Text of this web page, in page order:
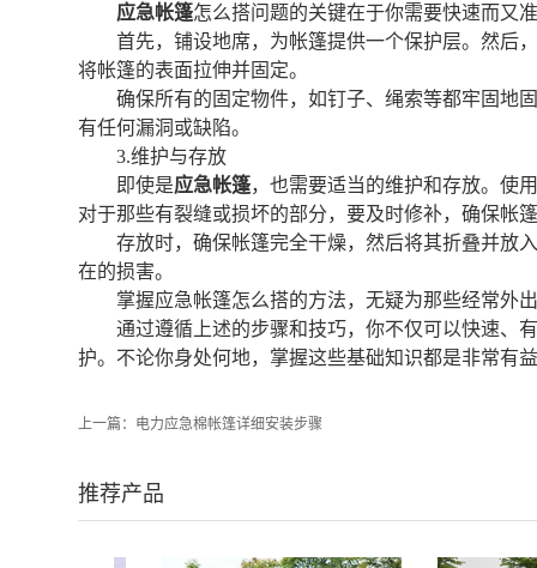
应急帐篷怎么搭问题的关键在于你需要快速而又
首先，铺设地席，为帐篷提供一个保护层。然后
将帐篷的表面拉伸并固定。
确保所有的固定物件，如钉子、绳索等都牢固地
有任何漏洞或缺陷。
3.维护与存放
即使是应急帐篷，也需要适当的维护和存放。使
对于那些有裂缝或损坏的部分，要及时修补，确保帐
存放时，确保帐篷完全干燥，然后将其折叠并放
在的损害。
掌握应急帐篷怎么搭的方法，无疑为那些经常外
通过遵循上述的步骤和技巧，你不仅可以快速、
护。不论你身处何地，掌握这些基础知识都是非常有
上一篇： 电力应急棉帐篷详细安装步骤
推荐产品